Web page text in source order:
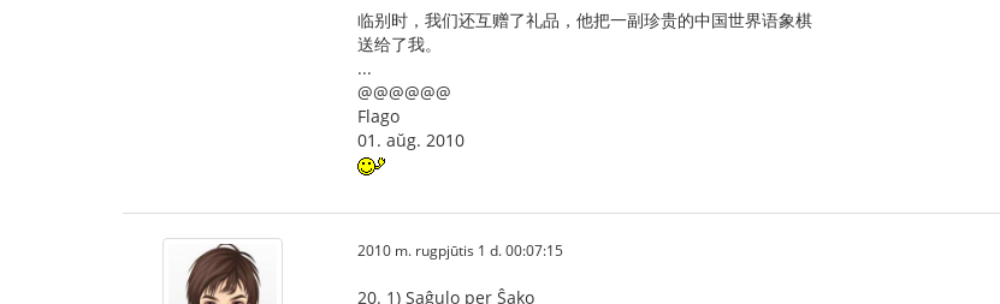
临别时，我们还互赠了礼品，他把一副珍贵的中国世界语象棋
送给了我。
...
@@@@@@
Flago
01. aŭg. 2010
2010 m. rugpjūtis 1 d. 00:07:15
20. 1) Saĝulo per Ŝako